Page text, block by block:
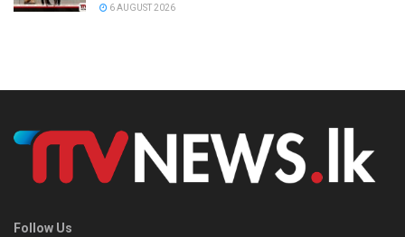
6 AUGUST 2026
Follow Us